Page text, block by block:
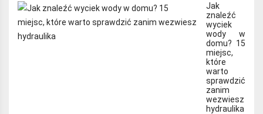
Jak
znaleźć
wyciek
wody w
domu? 15
miejsc,
które
warto
sprawdzić
zanim
wezwiesz
hydraulika